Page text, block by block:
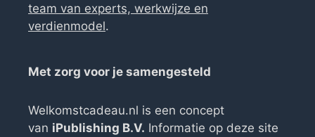
team van experts, werkwijze en
verdienmodel.
Met zorg voor je samengesteld
Welkomstcadeau.nl is een concept
van iPublishing B.V. Informatie op deze site